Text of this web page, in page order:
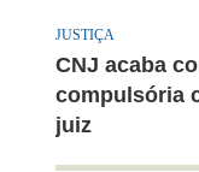
JUSTIÇA
CNJ acaba
compulsória
juiz